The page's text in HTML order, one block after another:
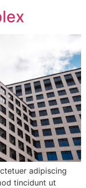
adipiscing
tincidunt ut